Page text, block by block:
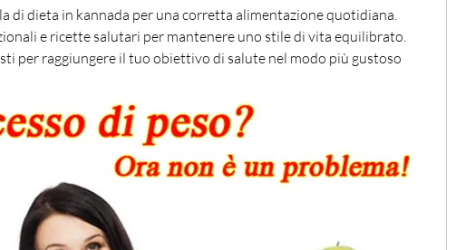
di dieta in kannada per una corretta alimentazione quotidiana.
e ricette salutari per mantenere uno stile di vita equilibrato.
per raggiungere il tuo obiettivo di salute nel modo più gustoso